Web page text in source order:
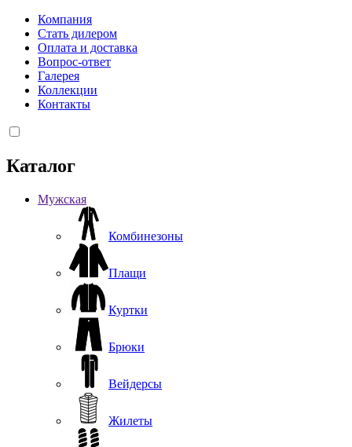
Компания
Стать дилером
Оплата и доставка
Вопрос-ответ
Галерея
Коллекции
Контакты
Каталог
Мужская
Комбинезоны
Плащи
Куртки
Брюки
Вейдерсы
Жилеты